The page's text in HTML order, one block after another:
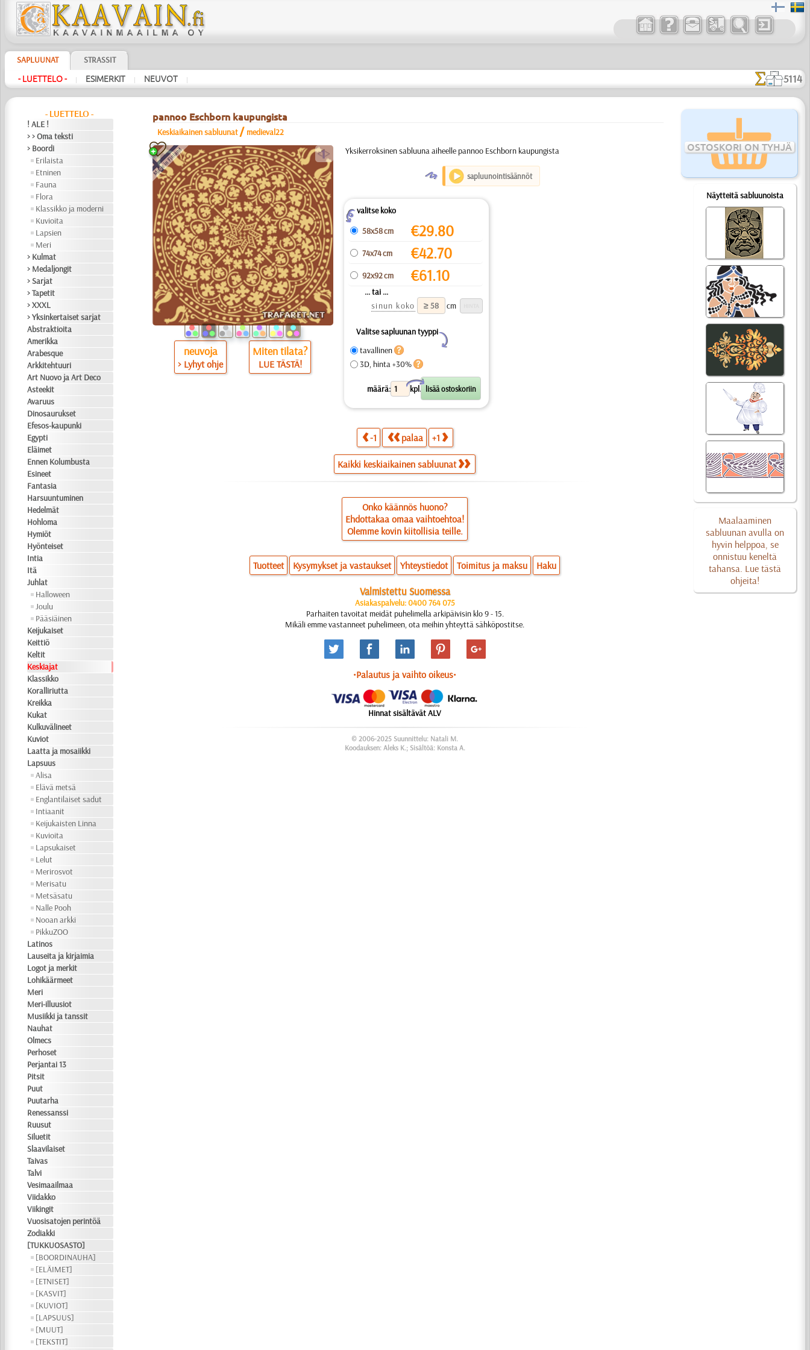
SAPLUUNAT STRASSIT
- LUETTELO - | ESIMERKIT | NEUVOT | 5114
- LUETTELO -
! ALE !
> > Oma teksti
> Boordi
Erilaista
Etninen
Fauna
Flora
Klassikko ja moderni
Kuvioita
Lapsien
Meri
> Kulmat
> Medaljongit
> Sarjat
> Tapetit
> XXXL
> Yksinkertaiset sarjat
Abstraktioita
Amerikka
Arabesque
Arkkitehtuuri
Art Nuovo ja Art Deco
Asteekit
Avaruus
Dinosaurukset
Efesos-kaupunki
Egypti
Eläimet
Ennen Kolumbusta
Esineet
Fantasia
Harsuuntuminen
Hedelmät
Hohloma
Hymiöt
Hyönteiset
Intia
Itä
Juhlat
Halloween
Joulu
Pääsiäinen
Keijukaiset
Keittiö
Keltit
Keskiajat
Klassikko
Koralliriutta
Kreikka
Kukat
Kulkuvälineet
Kuviot
Laatta ja mosaiikki
Lapsuus
Alisa
Elävä metsä
Englantilaiset sadut
Intiaanit
Keijukaisten Linna
Kuvioita
Lapsukaiset
Lelut
Merirosvot
Merisatu
Metsäsatu
Nalle Pooh
Nooan arkki
PikkuZOO
Latinos
Lauseita ja kirjaimia
Logot ja merkit
Lohikäärmeet
Meri
Meri-illuusiot
Musiikki ja tanssit
Nauhat
Olmecs
Perhoset
Perjantai 13
Pitsit
Puut
Puutarha
Renessanssi
Ruusut
Siluetit
Slaavilaiset
Taivas
Talvi
Vesimaailmaa
Viidakko
Viikingit
Vuosisatojen perintöä
Zodiakki
[TUKKUOSASTO]
[BOORDINAUHA]
[ELÄIMET]
[ETNISET]
[KASVIT]
[KUVIOT]
[LAPSUUS]
[MUUT]
[TEKSTIT]
OSTOSKORI ON TYHJÄ
Näytteitä sabluunoista
Maalaaminen
sabluunan avulla on
hyvin helppoa, se
onnistuu keneltä
tahansa. Lue tästä
ohjeita!
pannoo Eschborn kaupungista
Keskiaikainen sabluunat / medieval22
a
neuvoja
> Lyhyt ohje
Miten tilata?
LUE TÄSTÄ!
Yksikerroksinen sabluuna aiheelle pannoo Eschborn kaupungista
O sapluunointisäännöt
Zvalitse koko
58x58 cm
€29.80
74x74 cm €42.70
92x92 cm €61.10
... tai ...
sinun koko
cm
Valitse sapluunan tyyppi
Y
tavallinen
3D, hinta +30%
määrä: kpl.
X
-1 palaa +1
Kaikki keskiaikainen sabluunat
Onko käännös huono?
Ehdottakaa omaa vaihtoehtoa!
Olemme kovin kiitollisia teille.
Tuotteet Kysymykset ja vastaukset Yhteystiedot Toimitus ja maksu Haku
Valmistettu Suomessa
Asiakaspalvelu: 0400 764 075
Parhaiten tavoitat meidät puhelimella arkipäivisin klo 9 - 15.
Mikäli emme vastanneet puhelimeen, ota meihin yhteyttä sähköpostitse.
•Palautus ja vaihto oikeus•
Hinnat sisältävät ALV
© 2006-2025 Suunnittelu: Natali M.
Koodauksen: Aleks K.; Sisältöä: Konsta A.